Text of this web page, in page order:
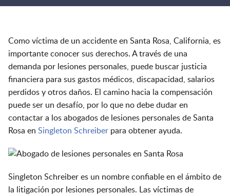
Como víctima de un accidente en Santa Rosa, California, es
importante conocer sus derechos. A través de una
demanda por lesiones personales, puede buscar justicia
financiera para sus gastos médicos, discapacidad, salarios
perdidos y otros daños. El camino hacia la compensación
puede ser un desafío, por lo que no debe dudar en
contactar a los abogados de lesiones personales de Santa
Rosa en Singleton Schreiber para obtener ayuda.
Singleton Schreiber es un nombre confiable en el ámbito de
la litigación por lesiones personales. Las víctimas de